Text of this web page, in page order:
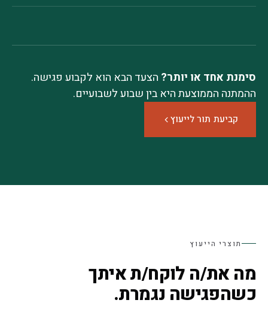
סימנת אחד או יותר? הצעד הבא הוא לקבוע פגישה.
ההמתנה הממוצעת היא בין שבוע לשבועיים.
קביעת תור לייעוץ
תוצרי הייעוץ
מה את/ה לוקח/ת איתך
כשהפגישה נגמרת.